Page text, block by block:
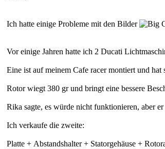
Ich hatte einige Probleme mit den Bilder
Vor einige Jahren hatte ich 2 Ducati
Eine ist auf meinem Cafe racer montiert und
Rotor wiegt 380 gr und bringt eine bessere
Rika sagte, es würde nicht funktionieren, aber
Ich verkaufe die zweite:
Platte + Abstandshalter + Statorgehäuse +